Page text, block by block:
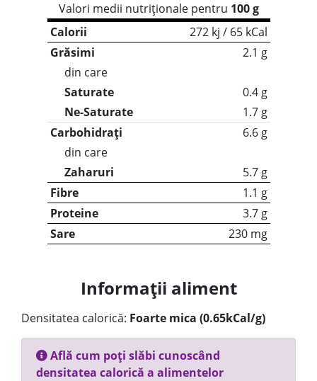
Valori medii nutriționale pentru 100 g
Calorii
272 kj / 65 kCal
Grăsimi
2.1 g
din care
Saturate
0.4 g
Ne-Saturate
1.7 g
Carbohidrați
6.6 g
din care
Zaharuri
5.7 g
Fibre
1.1 g
Proteine
3.7 g
Sare
230 mg
Informații aliment
Densitatea calorică: Foarte mica (0.65kCal/g)
Află cum poți slăbi cunoscând
densitatea calorică a alimentelor